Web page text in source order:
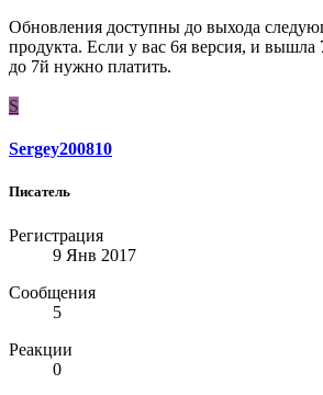
Обновления доступны до выхода
продукта. Если у вас 6я версия, и вышла
до 7й нужно платить.
S
Sergey200810
Писатель
Регистрация
9 Янв 2017
Сообщения
5
Реакции
0